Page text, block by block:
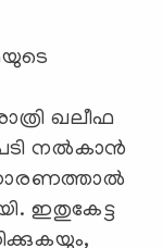
ഖലീഫ
നൽകാൻ
ഇതുകേട്ട